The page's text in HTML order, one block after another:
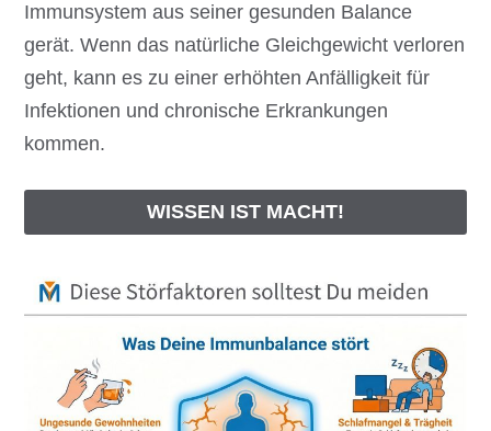
Immunsystem aus seiner gesunden Balance
gerät. Wenn das natürliche Gleichgewicht verloren
geht, kann es zu einer erhöhten Anfälligkeit für
Infektionen und chronische Erkrankungen
kommen.
WISSEN IST MACHT!